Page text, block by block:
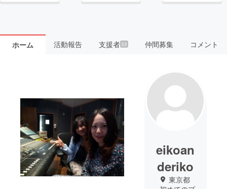
ホーム 活動報告 支援者33 仲間募集 コメント
eikoan
deriko
東京都